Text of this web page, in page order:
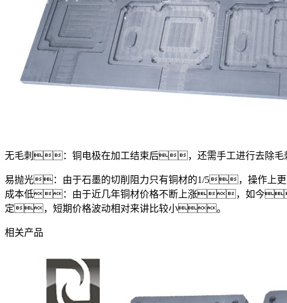
无毛刺：铜电极在加工结束后，还需手工进行去除
易抛光：由于石墨的切削阻力只有铜材的1/5，操作上更
成本低：由于近几年铜材价格不断上涨，如今
定，短期价格波动相对来讲比较小。
相关产品